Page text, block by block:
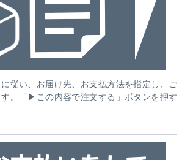
従い、お届け先、お支払方法を指定し、ご
。「▶この内容で注文する」ボタンを押す